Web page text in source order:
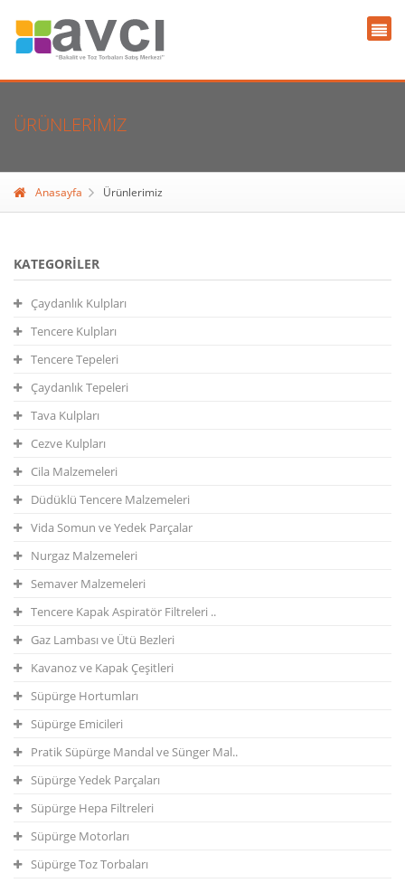
ÜRÜNLERIMIZ
Anasayfa Ürünlerimiz
KATEGORILER
Çaydanlık Kulpları
Tencere Kulpları
Tencere Tepeleri
Çaydanlık Tepeleri
Tava Kulpları
Cezve Kulpları
Cila Malzemeleri
Düdüklü Tencere Malzemeleri
Vida Somun ve Yedek Parçalar
Nurgaz Malzemeleri
Semaver Malzemeleri
Tencere Kapak Aspiratör Filtreleri ..
Gaz Lambası ve Ütü Bezleri
Kavanoz ve Kapak Çeşitleri
Süpürge Hortumları
Süpürge Emicileri
Pratik Süpürge Mandal ve Sünger Mal..
Süpürge Yedek Parçaları
Süpürge Hepa Filtreleri
Süpürge Motorları
Süpürge Toz Torbaları